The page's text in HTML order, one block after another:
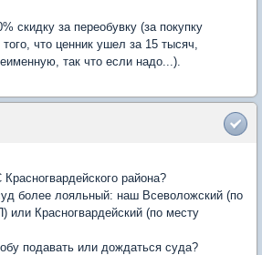
скидку за переобувку (за покупку
что ценник ушел за 15 тысяч,
так что если надо...).
района?
более лояльный: наш Всеволожский (по
или Красногвардейский (по месту
подавать или дождаться суда?